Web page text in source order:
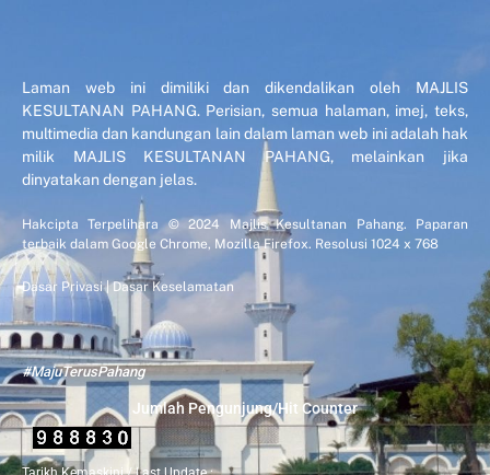
Laman web ini dimiliki dan dikendalikan oleh MAJLIS
KESULTANAN PAHANG. Perisian, semua halaman, imej, teks,
multimedia dan kandungan lain dalam laman web ini adalah hak
milik MAJLIS KESULTANAN PAHANG, melainkan jika
dinyatakan dengan jelas.
Hakcipta Terpelihara © 2024 Majlis Kesultanan Pahang. Paparan
terbaik dalam Google Chrome, Mozilla Firefox. Resolusi 1024 x 768
Dasar Privasi|Dasar Keselamatan
#MajuTerusPahang
Jumlah Pengunjung/Hit Counter